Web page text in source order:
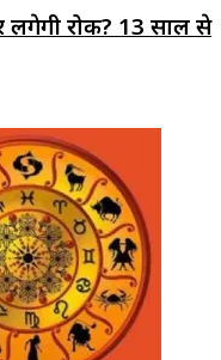
लगेगी रोक? 13 साल से